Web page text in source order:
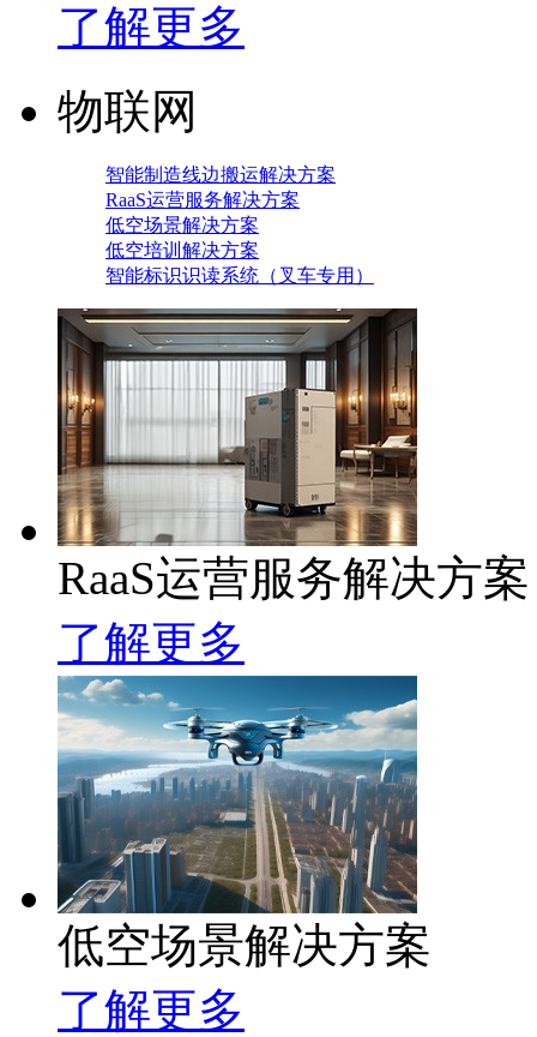
了解更多
物联网
智能制造线边搬运解决方案
RaaS运营服务解决方案
低空场景解决方案
低空培训解决方案
智能标识识读系统（叉车专用）
RaaS运营服务解决方案
了解更多
低空场景解决方案
了解更多